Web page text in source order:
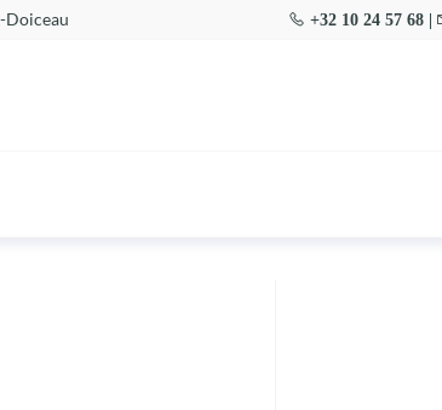
Doiceau +32 10 24 57 68 |